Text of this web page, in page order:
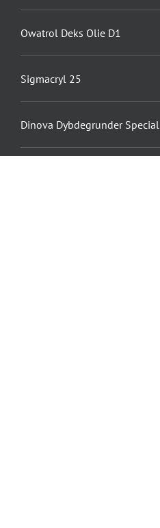
Owatrol Deks Olie D1
Sigmacryl 25
Dinova Dybdegrunder Special